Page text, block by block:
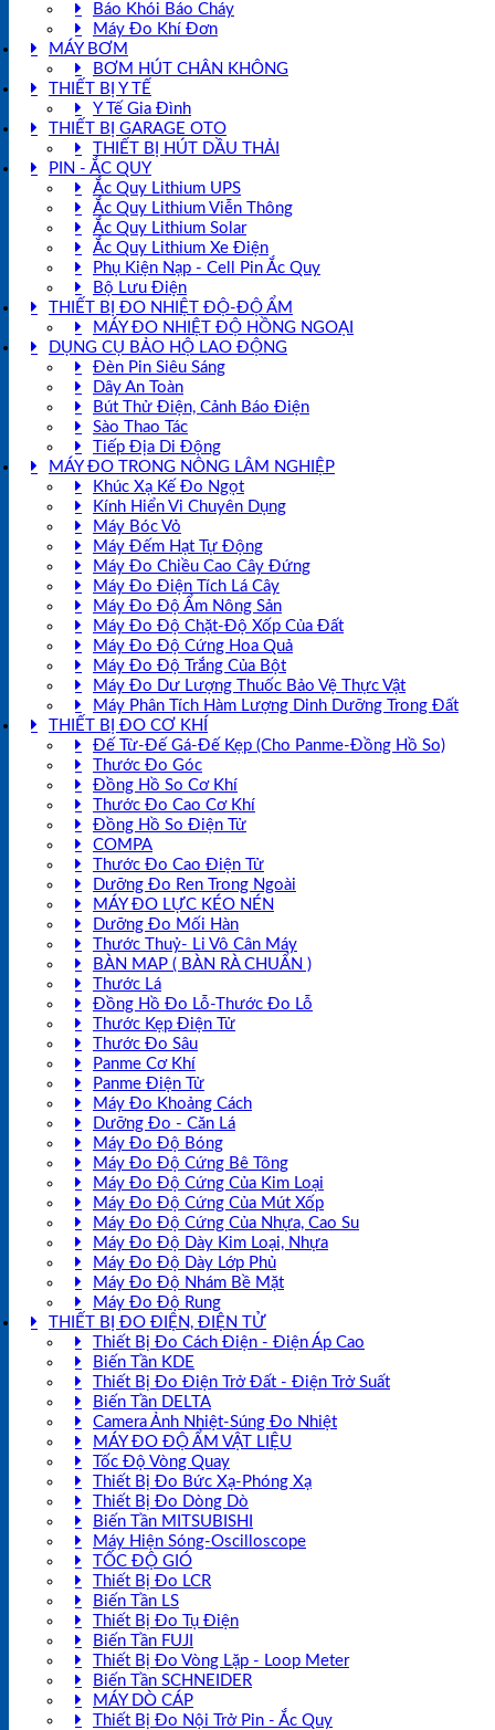
Báo Khói Báo Cháy
Máy Đo Khí Đơn
MÁY BƠM
BƠM HÚT CHÂN KHÔNG
THIẾT BỊ Y TẾ
Y Tế Gia Đình
THIẾT BỊ GARAGE OTO
THIẾT BỊ HÚT DẦU THẢI
PIN - ẮC QUY
Ắc Quy Lithium UPS
Ắc Quy Lithium Viễn Thông
Ắc Quy Lithium Solar
Ắc Quy Lithium Xe Điện
Phụ Kiện Nạp - Cell Pin Ắc Quy
Bộ Lưu Điện
THIẾT BỊ ĐO NHIỆT ĐỘ-ĐỘ ẨM
MÁY ĐO NHIỆT ĐỘ HỒNG NGOẠI
DỤNG CỤ BẢO HỘ LAO ĐỘNG
Đèn Pin Siêu Sáng
Dây An Toàn
Bút Thử Điện, Cảnh Báo Điện
Sào Thao Tác
Tiếp Địa Di Động
MÁY ĐO TRONG NÔNG LÂM NGHIỆP
Khúc Xạ Kế Đo Ngọt
Kính Hiển Vi Chuyên Dụng
Máy Bóc Vỏ
Máy Đếm Hạt Tự Động
Máy Đo Chiều Cao Cây Đứng
Máy Đo Điện Tích Lá Cây
Máy Đo Độ Ẩm Nông Sản
Máy Đo Độ Chặt-Độ Xốp Của Đất
Máy Đo Độ Cứng Hoa Quả
Máy Đo Độ Trắng Của Bột
Máy Đo Dư Lượng Thuốc Bảo Vệ Thực Vật
Máy Phân Tích Hàm Lượng Dinh Dưỡng Trong Đất
THIẾT BỊ ĐO CƠ KHÍ
Đế Từ-Đế Gá-Đế Kẹp (Cho Panme-Đồng Hồ So)
Thước Đo Góc
Đồng Hồ So Cơ Khí
Thước Đo Cao Cơ Khí
Đồng Hồ So Điện Tử
COMPA
Thước Đo Cao Điện Tử
Dưỡng Đo Ren Trong Ngoài
MÁY ĐO LỰC KÉO NÉN
Dưỡng Đo Mối Hàn
Thước Thuỷ- Li Vô Cân Máy
BÀN MAP ( BÀN RÀ CHUẨN )
Thước Lá
Đồng Hồ Đo Lỗ-Thước Đo Lỗ
Thước Kẹp Điện Tử
Thước Đo Sâu
Panme Cơ Khí
Panme Điện Tử
Máy Đo Khoảng Cách
Dưỡng Đo - Căn Lá
Máy Đo Độ Bóng
Máy Đo Độ Cứng Bê Tông
Máy Đo Độ Cứng Của Kim Loại
Máy Đo Độ Cứng Của Mút Xốp
Máy Đo Độ Cứng Của Nhựa, Cao Su
Máy Đo Độ Dày Kim Loại, Nhựa
Máy Đo Độ Dày Lớp Phủ
Máy Đo Độ Nhám Bề Mặt
Máy Đo Độ Rung
THIẾT BỊ ĐO ĐIỆN, ĐIỆN TỬ
Thiết Bị Đo Cách Điện - Điện Áp Cao
Biến Tần KDE
Thiết Bị Đo Điện Trở Đất - Điện Trở Suất
Biến Tần DELTA
Camera Ảnh Nhiệt-Súng Đo Nhiệt
MÁY ĐO ĐỘ ẨM VẬT LIỆU
Tốc Độ Vòng Quay
Thiết Bị Đo Bức Xạ-Phóng Xạ
Thiết Bị Đo Dòng Dò
Biến Tần MITSUBISHI
Máy Hiện Sóng-Oscilloscope
TỐC ĐỘ GIÓ
Thiết Bị Đo LCR
Biến Tần LS
Thiết Bị Đo Tụ Điện
Biến Tần FUJI
Thiết Bị Đo Vòng Lặp - Loop Meter
Biến Tần SCHNEIDER
MÁY DÒ CÁP
Thiết Bị Đo Nội Trở Pin - Ắc Quy